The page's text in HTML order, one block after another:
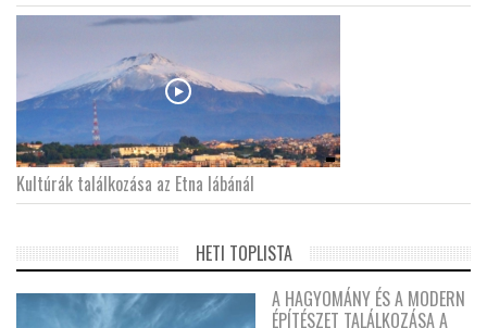
Kultúrák találkozása az Etna lábánál
HETI TOPLISTA
A HAGYOMÁNY ÉS A MODERN
ÉPÍTÉSZET TALÁLKOZÁSA A